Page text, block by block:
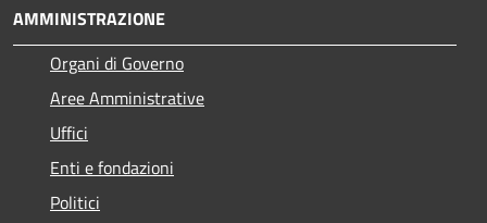
AMMINISTRAZIONE
Organi di Governo
Aree Amministrative
Uffici
Enti e fondazioni
Politici